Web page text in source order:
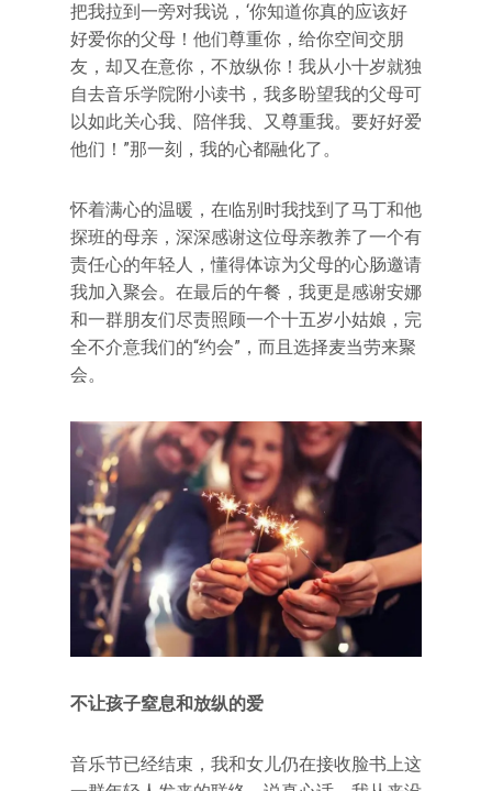
把我拉到一旁对我说，‘你知道你真的应该好
好爱你的父母！他们尊重你，给你空间交朋
友，却又在意你，不放纵你！我从小十岁就独
自去音乐学院附小读书，我多盼望我的父母可
以如此关心我、陪伴我、又尊重我。要好好爱
他们！”那一刻，我的心都融化了。
怀着满心的温暖，在临别时我找到了马丁和他
探班的母亲，深深感谢这位母亲教养了一个有
责任心的年轻人，懂得体谅为父母的心肠邀请
我加入聚会。在最后的午餐，我更是感谢安娜
和一群朋友们尽责照顾一个十五岁小姑娘，完
全不介意我们的“约会”，而且选择麦当劳来聚
会。
不让孩子窒息和放纵的爱
音乐节已经结束，我和女儿仍在接收脸书上这